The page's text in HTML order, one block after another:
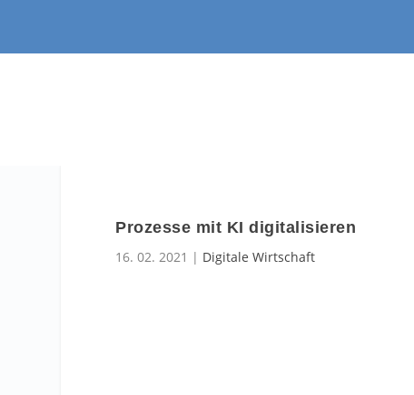
Prozesse mit KI digitalisieren
16. 02. 2021 | Digitale Wirtschaft